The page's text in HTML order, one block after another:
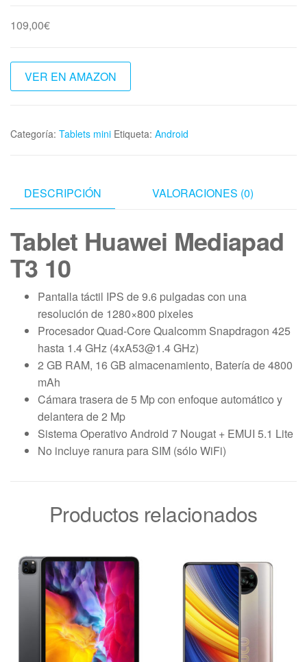
109,00€
VER EN AMAZON
Categoría: Tablets mini Etiqueta: Android
DESCRIPCIÓN VALORACIONES (0)
Tablet Huawei Mediapad
T3 10
Pantalla táctil IPS de 9.6 pulgadas con una
resolución de 1280×800 pixeles
Procesador Quad-Core Qualcomm Snapdragon 425
hasta 1.4 GHz (4xA53@1.4 GHz)
2 GB RAM, 16 GB almacenamiento, Batería de 4800
mAh
Cámara trasera de 5 Mp con enfoque automático y
delantera de 2 Mp
Sistema Operativo Android 7 Nougat + EMUI 5.1 Lite
No incluye ranura para SIM (sólo WiFi)
Productos relacionados